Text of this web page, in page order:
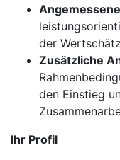
der
Zusätzliche
den Einstieg
Ihr Profil